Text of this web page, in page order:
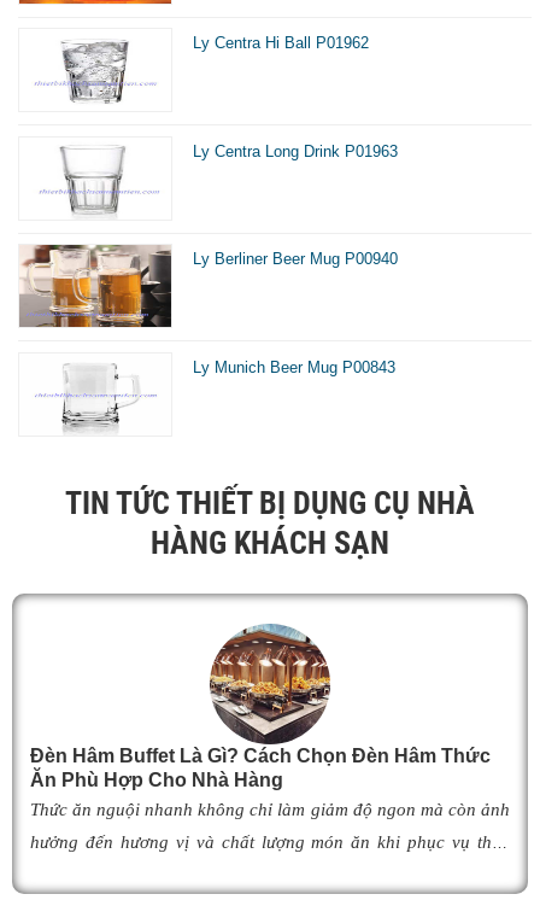
Ly Centra Hi Ball P01962
Ly Centra Long Drink P01963
Ly Berliner Beer Mug P00940
Ly Munich Beer Mug P00843
TIN TỨC THIẾT BỊ DỤNG CỤ NHÀ
HÀNG KHÁCH SẠN
Đèn Hâm Buffet Là Gì? Cách Chọn Đèn Hâm Thức
Ăn Phù Hợp Cho Nhà Hàng
Thức ăn nguội nhanh không chỉ làm giảm độ ngon mà còn ảnh
hưởng đến hương vị và chất lượng món ăn khi phục vụ thực